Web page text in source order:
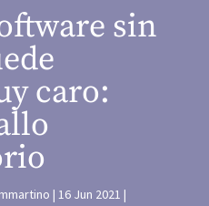
sin
caro:
16 Jun 2021